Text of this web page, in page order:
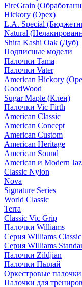
FireGrain
Hickory (Орех)
L.A. Special
Natural
Shira Kashi Oak (Дуб)
Подписные модели
Палочки Tama
Палочки Vater
American Hickory
GoodWood
Sugar Maple (Клен)
Палочки Vic Firth
American Classic
American Concept
American Custom
American Heritage
American Sound
American и Modern
Classic Nylon
Nova
Signature Series
World Classic
Terra
Classic Vic Grip
Палочки Williams
Серия WIlliams
Серия WIlliams
Палочки Zildjian
Палочки Пылай
Оркестровые
Палочки для